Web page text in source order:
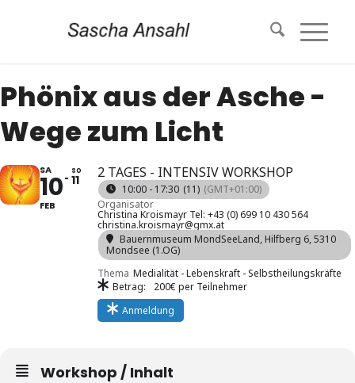
Phönix aus der Asche -
Wege zum Licht
SA
10
FEB
SO
11 2 TAGES - INTENSIV WORKSHOP
10:00 - 17:30 (11) (GMT+01:00)
Organisator
Christina Kroismayr Tel: +43 (0) 699 10 430 564
christina.kroismayr@gmx.at
Bauernmuseum MondSeeLand, Hilfberg 6, 5310
Mondsee (1.OG)
Thema Medialität - Lebenskraft - Selbstheilungskräfte
Betrag:
200€ per Teilnehmer
Anmeldung
Workshop / Inhalt